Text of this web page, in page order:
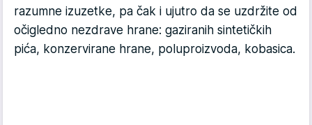
razumne izuzetke, pa čak i ujutro da se uzdržite od
očigledno nezdrave hrane: gaziranih sintetičkih
pića, konzervirane hrane, poluproizvoda, kobasica.